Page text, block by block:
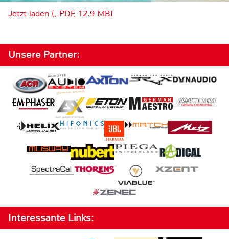
Jetzt laden (, PDF, 12.9 MB)
Unsere Partner:
Interessante Links: